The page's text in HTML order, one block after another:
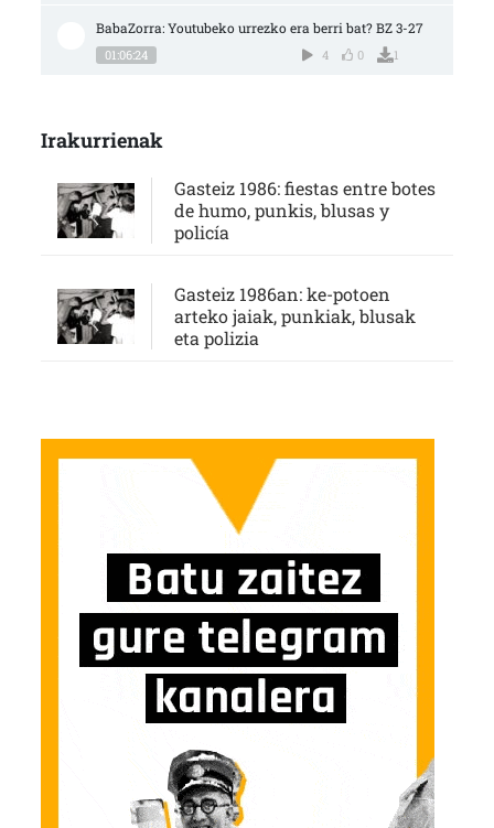
BabaZorra: Youtubeko urrezko era berri bat? BZ 3-27
01:06:24 4 0 1
Irakurrienak
Gasteiz 1986: fiestas entre botes
de humo, punkis, blusas y
policía
Gasteiz 1986an: ke-potoen
arteko jaiak, punkiak, blusak
eta polizia